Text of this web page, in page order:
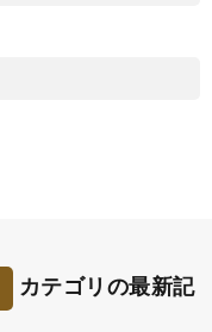
カテゴリの最新記